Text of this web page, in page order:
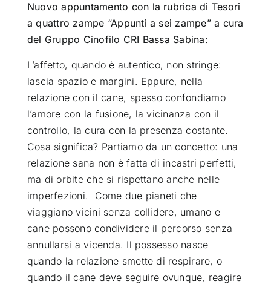
SEMPRE CON ME
Nuovo appuntamento con la rubrica di Tesori
a quattro zampe “Appunti a sei zampe” a cura
del Gruppo Cinofilo CRI Bassa Sabina:
L’affetto, quando è autentico, non stringe:
lascia spazio e margini. Eppure, nella
relazione con il cane, spesso confondiamo
l’amore con la fusione, la vicinanza con il
controllo, la cura con la presenza costante.
Cosa significa? Partiamo da un concetto: una
relazione sana non è fatta di incastri perfetti,
ma di orbite che si rispettano anche nelle
imperfezioni. Come due pianeti che
viaggiano vicini senza collidere, umano e
cane possono condividere il percorso senza
annullarsi a vicenda. Il possesso nasce
quando la relazione smette di respirare, o
quando il cane deve seguire ovunque, reagire